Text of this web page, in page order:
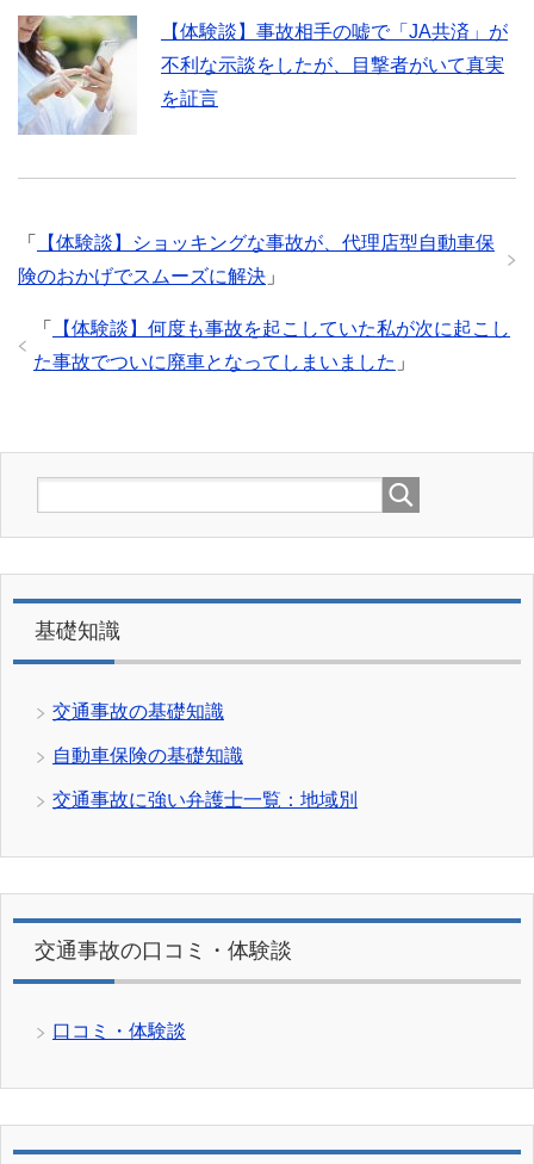
【体験談】事故相手の嘘で「JA共済」が
不利な示談をしたが、目撃者がいて真実
を証言
「
【体験談】ショッキングな事故が、代理店型自動車保
険のおかげでスムーズに解決 」
「
【体験談】何度も事故を起こしていた私が次に起こし
た事故でついに廃車となってしまいました 」
基礎知識
交通事故の基礎知識
自動車保険の基礎知識
交通事故に強い弁護士一覧：地域別
交通事故の口コミ・体験談
口コミ・体験談